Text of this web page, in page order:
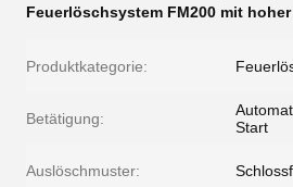
Feuerlöschsystem FM200 mit
Produktkategorie:
Betätigung:
Start
Auslöschmuster: